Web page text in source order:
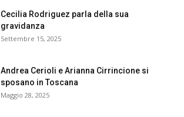
Cecilia Rodriguez parla della sua
gravidanza
Settembre 15, 2025
Andrea Cerioli e Arianna Cirrincione si
sposano in Toscana
Maggio 28, 2025